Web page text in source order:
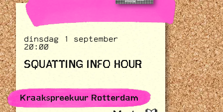
dinsdag 1 september
20:00
SQUATTING INFO HOUR
Kraakspreekuur Rotterdam